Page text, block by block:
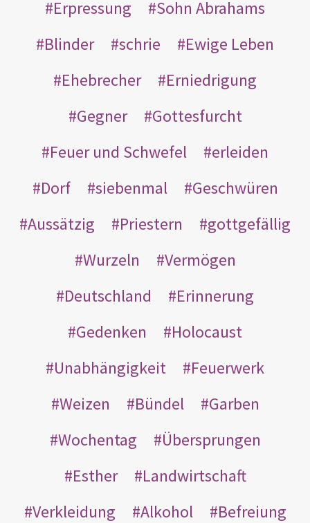
Erpressung
Sohn Abrahams
Blinder
schrie
Ewige Leben
Ehebrecher
Erniedrigung
Gegner
Gottesfurcht
Feuer und Schwefel
erleiden
Dorf
siebenmal
Geschwüren
Aussätzig
Priestern
gottgefällig
Wurzeln
Vermögen
Deutschland
Erinnerung
Gedenken
Holocaust
Unabhängigkeit
Feuerwerk
Weizen
Bündel
Garben
Wochentag
Übersprungen
Esther
Landwirtschaft
Verkleidung
Alkohol
Befreiung